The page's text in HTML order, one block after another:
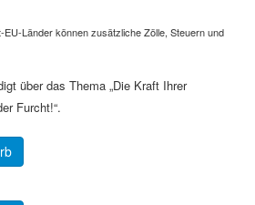
EU-Länder können zusätzliche Zölle, Steuern und
über das Thema „Die Kraft Ihrer
Furcht!“.